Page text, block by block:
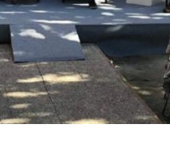
acogerá la exposición 130